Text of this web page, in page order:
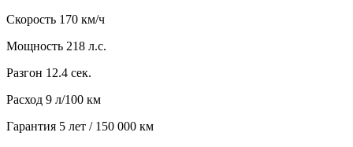
Скорость 170 км/ч
Мощность 218 л.с.
Разгон 12.4 сек.
Расход 9 л/100 км
Гарантия 5 лет / 150 000 км